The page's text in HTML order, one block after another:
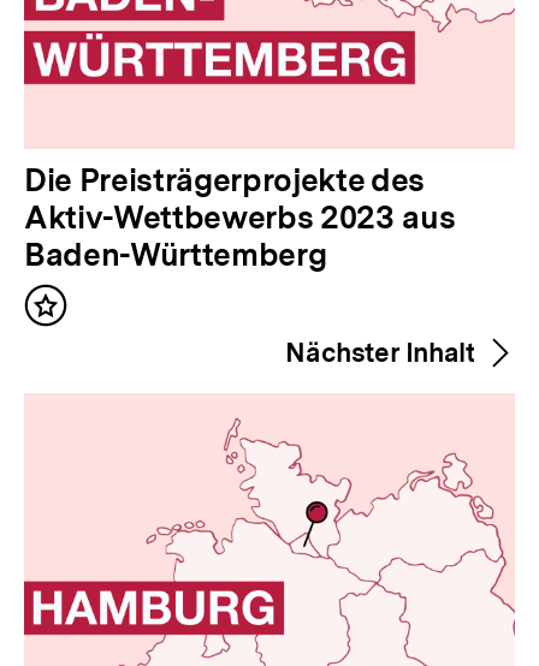
V
o
r
h
e
i
n
h
Die Preisträgerprojekte des
Aktiv-Wettbewerbs 2023 aus
Baden-Württemberg
Inhalt
Nächster Inhalt